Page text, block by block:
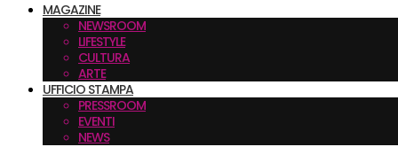
MAGAZINE
NEWSROOM
LIFESTYLE
CULTURA
ARTE
UFFICIO STAMPA
PRESSROOM
EVENTI
NEWS